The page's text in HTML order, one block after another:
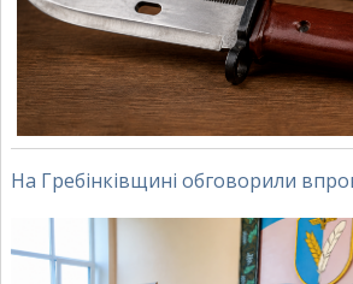
На Гребінківщині обговорили